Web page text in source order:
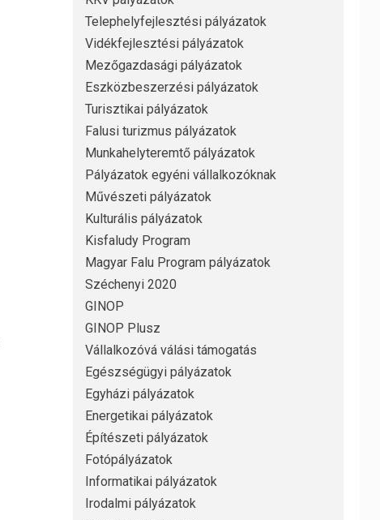
Telephelyfejlesztési pályázatok
Vidékfejlesztési pályázatok
Mezőgazdasági pályázatok
Eszközbeszerzési pályázatok
Turisztikai pályázatok
Falusi turizmus pályázatok
Munkahelyteremtő pályázatok
Pályázatok egyéni vállalkozóknak
Művészeti pályázatok
Kulturális pályázatok
Kisfaludy Program
Magyar Falu Program pályázatok
Széchenyi 2020
GINOP
GINOP Plusz
Vállalkozóvá válási támogatás
Egészségügyi pályázatok
Egyházi pályázatok
Energetikai pályázatok
Építészeti pályázatok
Fotópályázatok
Informatikai pályázatok
Irodalmi pályázatok